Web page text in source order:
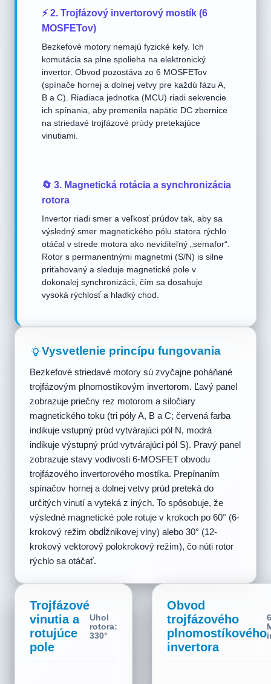
⚡ 2. Trojfázový invertorový mostík (6
MOSFETov)
Bezkefové motory nemajú fyzické kefy. Ich
komutácia sa plne spolieha na elektronický
invertor. Obvod pozostáva zo 6 MOSFETov
(spínače hornej a dolnej vetvy pre každú fázu A,
B a C). Riadiaca jednotka (MCU) riadi sekvencie
ich spínania, aby premenila napätie DC zbernice
na striedavé trojfázové prúdy pretekajúce
vinutiami.
🔄 3. Magnetická rotácia a synchronizácia
rotora
Invertor riadi smer a veľkosť prúdov tak, aby sa
výsledný smer magnetického pólu statora rýchlo
otáčal v strede motora ako neviditeľný „semafor“.
Rotor s permanentnými magnetmi (S/N) is silne
priťahovaný a sleduje magnetické pole v
dokonalej synchronizácii, čím sa dosahuje
vysoká rýchlosť a hladký chod.
Vysvetlenie princípu fungovania
Bezkefové striedavé motory sú zvyčajne poháňané
trojfázovým plnomostíkovým invertorom. Ľavý panel
zobrazuje priečny rez motorom a siločiary
magnetického toku (tri póly A, B a C; červená farba
indikuje vstupný prúd vytvárajúci pól N, modrá
indikuje výstupný prúd vytvárajúci pól S). Pravý panel
zobrazuje stavy vodivosti 6-MOSFET obvodu
trojfázového invertorového mostíka. Prepínaním
spínačov hornej a dolnej vetvy prúd preteká do
určitých vinutí a vyteká z iných. To spôsobuje, že
výsledné magnetické pole rotuje v krokoch po 60° (6-
krokový režim obdĺžnikovej vlny) alebo 30° (12-
krokový vektorový polokrokový režim), čo núti rotor
rýchlo sa otáčať.
Trojfázové
vinutia a
rotujúce
pole
Uhol
rotora:
30°
Obvod
trojfázového
plnomostíkového
invertora